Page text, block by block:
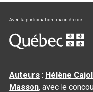
Auteurs : Hélène
Masson, avec le